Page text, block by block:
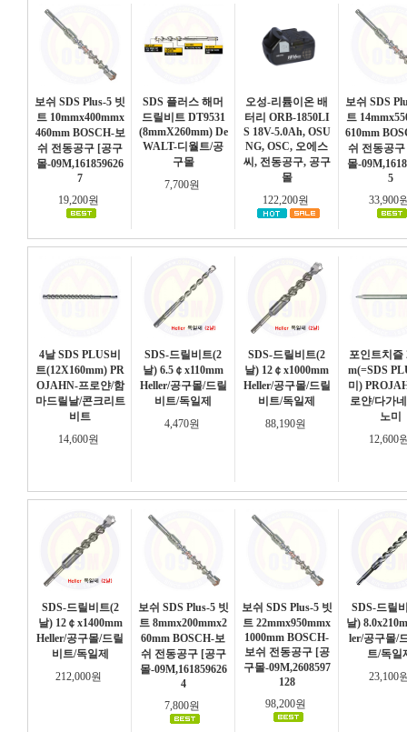
보쉬 SDS Plus-5 빗
트 10mmx400mmx
460mm BOSCH-보
쉬 전동공구 [공구
몰-09M,161859626
7
19,200원
SDS 플러스 해머
드릴비트 DT9531
(8mmX260mm) De
WALT-디월트/공
구몰
7,700원
오성-리튬이온 배
터리 ORB-1850LI
S 18V-5.0Ah, OSU
NG, OSC, 오에스
씨, 전동공구, 공구
몰
122,200원
보쉬 SDS
트
610mm
쉬 전동공
몰-
5
33,900
4날 SDS PLUS비
트(12X160mm) PR
OJAHN-프로얀/함
마드릴날/콘크리트
비트
14,600원
SDS-드릴비트(2
날) 6.5￠x110mm
Heller/공구몰/드릴
비트/독일제
4,470원
SDS-드릴비트(2
날) 12￠x1000mm
Heller/공구몰/드릴
비트/독일제
88,190원
포인트치즐
m(=SDS
미)
로얀/다가
노미
12,600
SDS-드릴비트(2
날) 12￠x1400mm
Heller/공구몰/드릴
비트/독일제
212,000원
보쉬 SDS Plus-5 빗
트 8mmx200mmx2
60mm BOSCH-보
쉬 전동공구 [공구
몰-09M,161859626
4
7,800원
보쉬 SDS Plus-5 빗
트 22mmx950mmx
1000mm BOSCH-
보쉬 전동공구 [공
구몰-09M,2608597
128
98,200원
SDS-드릴
날)
ler/공구몰/
트/독일
23,100